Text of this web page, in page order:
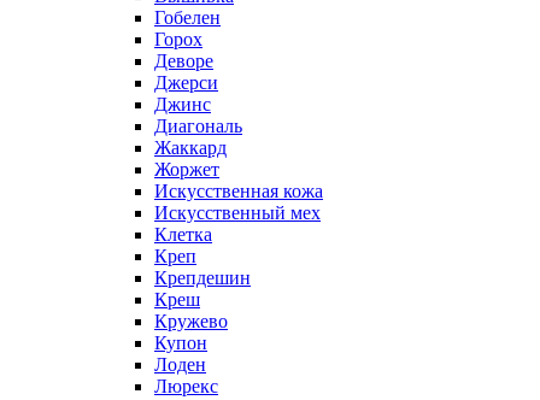
Гобелен
Горох
Деворе
Джерси
Джинс
Диагональ
Жаккард
Жоржет
Искусственная кожа
Искусственный мех
Клетка
Креп
Крепдешин
Креш
Кружево
Купон
Лоден
Люрекс